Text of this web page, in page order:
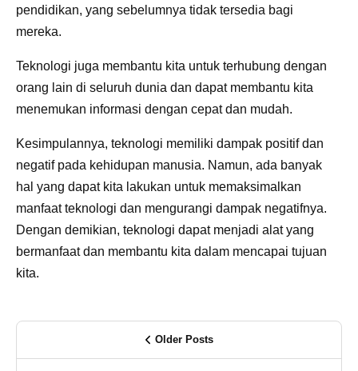
pendidikan, yang sebelumnya tidak tersedia bagi
mereka.
Teknologi juga membantu kita untuk terhubung dengan
orang lain di seluruh dunia dan dapat membantu kita
menemukan informasi dengan cepat dan mudah.
Kesimpulannya, teknologi memiliki dampak positif dan
negatif pada kehidupan manusia. Namun, ada banyak
hal yang dapat kita lakukan untuk memaksimalkan
manfaat teknologi dan mengurangi dampak negatifnya.
Dengan demikian, teknologi dapat menjadi alat yang
bermanfaat dan membantu kita dalam mencapai tujuan
kita.
Older Posts